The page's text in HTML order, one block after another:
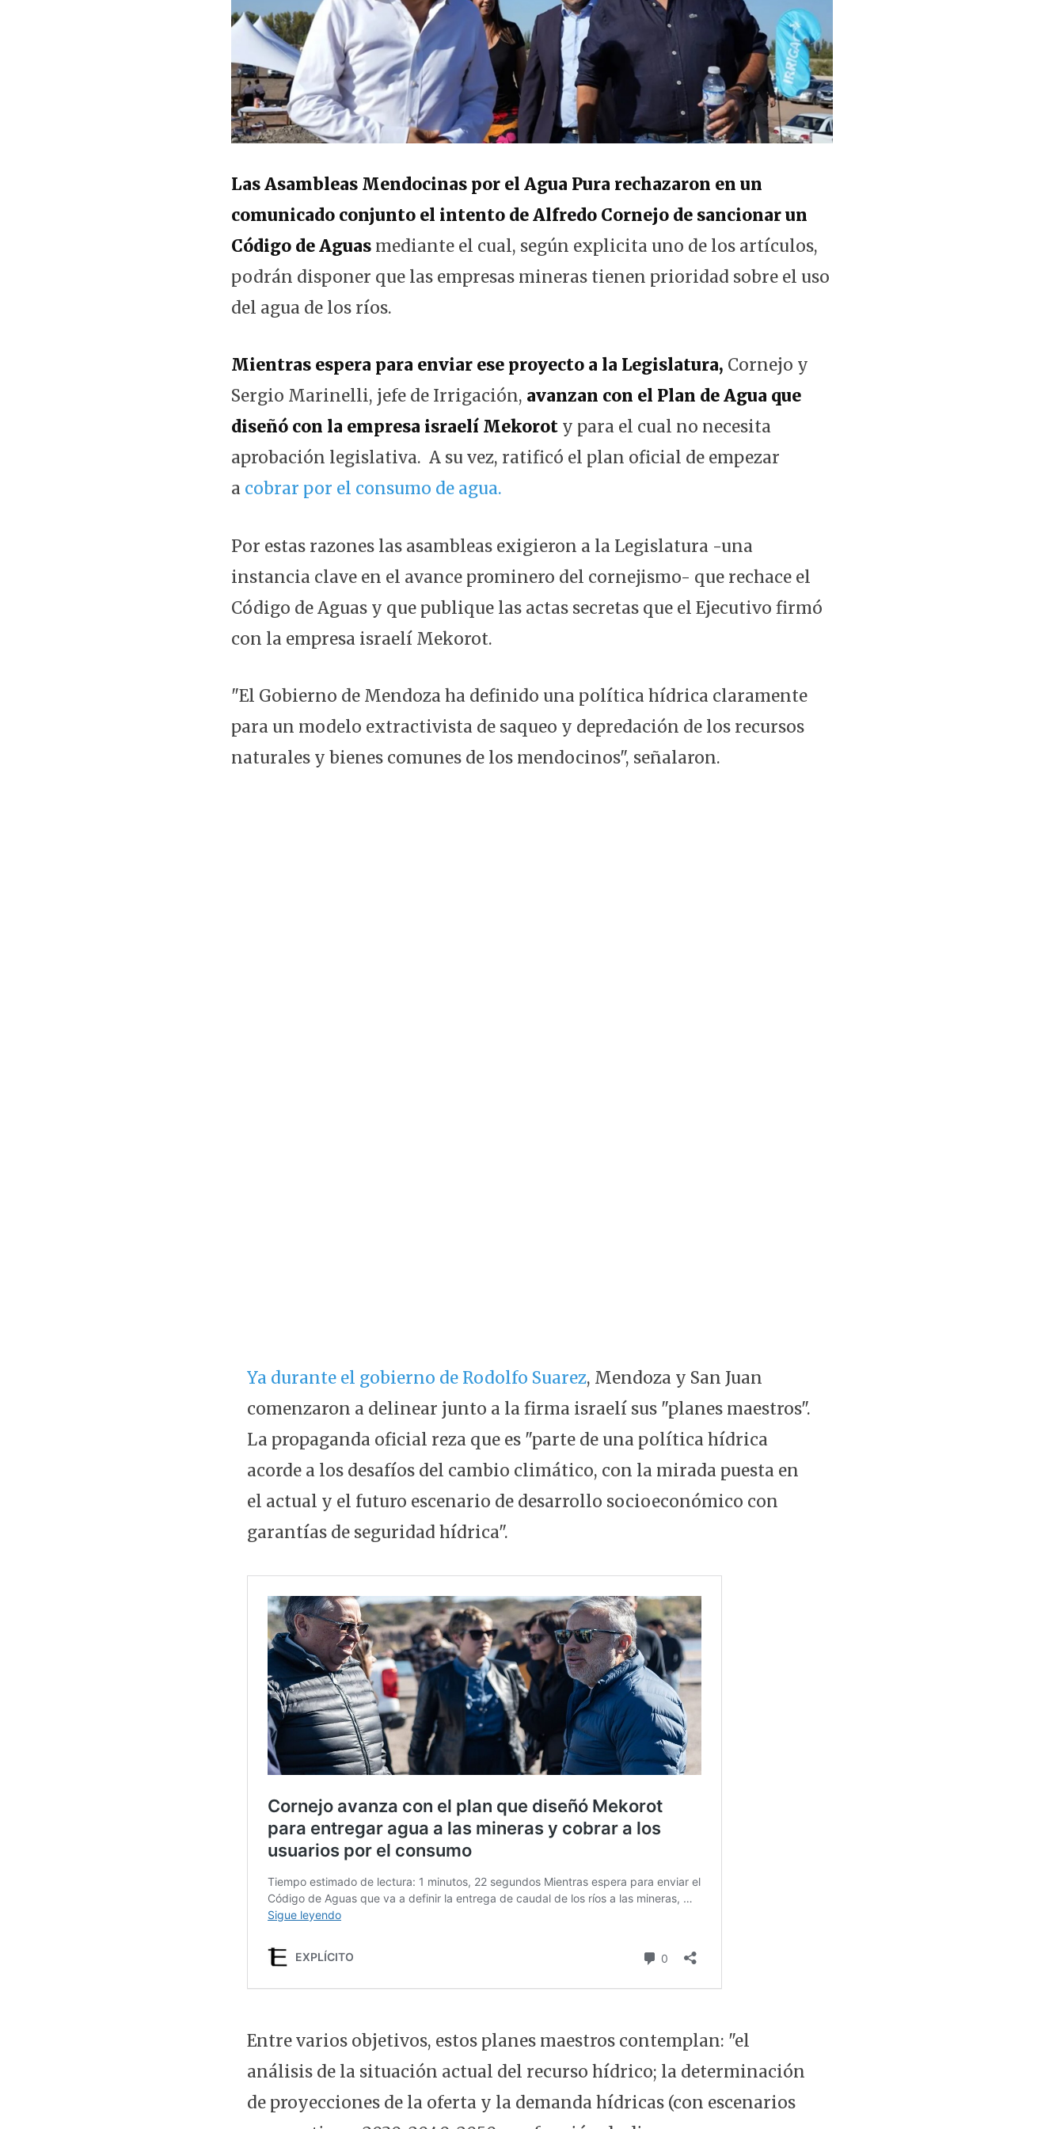
Las Asambleas Mendocinas por el Agua Pura rechazaron en un
comunicado conjunto el intento de Alfredo Cornejo de sancionar un
Código de Aguas mediante el cual, según explicita uno de los artículos,
podrán disponer que las empresas mineras tienen prioridad sobre el uso
del agua de los ríos.
Mientras espera para enviar ese proyecto a la Legislatura, Cornejo y
Sergio Marinelli, jefe de Irrigación, avanzan con el Plan de Agua que
diseñó con la empresa israelí Mekorot y para el cual no necesita
aprobación legislativa. A su vez, ratificó el plan oficial de empezar
a cobrar por el consumo de agua.
Por estas razones las asambleas exigieron a la Legislatura -una
instancia clave en el avance prominero del cornejismo- que rechace el
Código de Aguas y que publique las actas secretas que el Ejecutivo firmó
con la empresa israelí Mekorot.
"El Gobierno de Mendoza ha definido una política hídrica claramente
para un modelo extractivista de saqueo y depredación de los recursos
naturales y bienes comunes de los mendocinos", señalaron.
Ya durante el gobierno de Rodolfo Suarez, Mendoza y San Juan
comenzaron a delinear junto a la firma israelí sus "planes maestros".
La propaganda oficial reza que es "parte de una política hídrica
acorde a los desafíos del cambio climático, con la mirada puesta en
el actual y el futuro escenario de desarrollo socioeconómico con
garantías de seguridad hídrica".
Entre varios objetivos, estos planes maestros contemplan: "el
análisis de la situación actual del recurso hídrico; la determinación
de proyecciones de la oferta y la demanda hídricas (con escenarios